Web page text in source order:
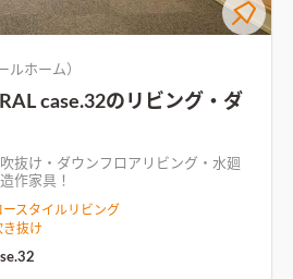
ルホーム）
case.32のリビング・ダ
抜け・ダウンフロアリビング・水廻
作家具！
ースタイルリビング
き抜け